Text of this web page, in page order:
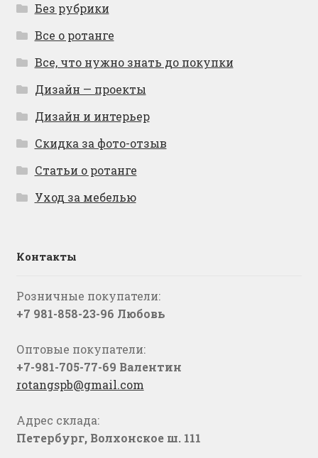
Без рубрики
Все о ротанге
Все, что нужно знать до покупки
Дизайн — проекты
Дизайн и интерьер
Скидка за фото-отзыв
Статьи о ротанге
Уход за мебелью
Контакты
Розничные покупатели:
+7 981-858-23-96 Любовь
Оптовые покупатели:
+7-981-705-77-69 Валентин
rotangspb@gmail.com
Адрес склада:
Петербург, Волхонское ш. 111